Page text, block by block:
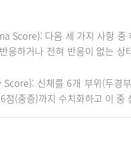
Score): 다음 세 가지 사항 중
응하거나 전혀 반응이 없는
신체를 6개 부위(두경
점(중증)까지 수치화하고 이 중